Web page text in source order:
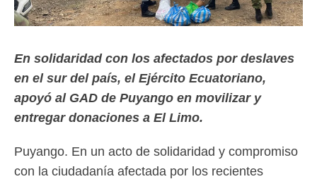
En solidaridad con los afectados por deslaves
en el sur del país, el Ejército Ecuatoriano,
apoyó al GAD de Puyango en movilizar y
entregar donaciones a El Limo.
Puyango. En un acto de solidaridad y compromiso
con la ciudadanía afectada por los recientes